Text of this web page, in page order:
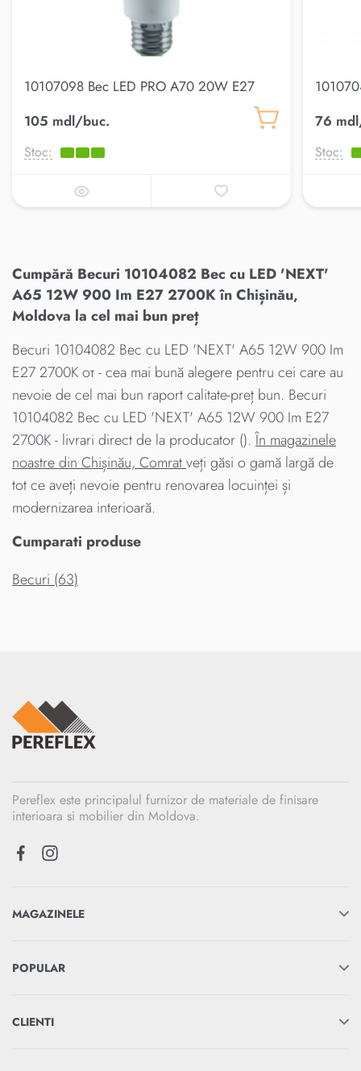
10107098 Bec LED PRO A70 20W E27
105 mdl/buc.
Stoc:
76
Stoc:
Cumpără Becuri 10104082 Bec cu LED 'NEXT'
A65 12W 900 Im E27 2700K în Chișinău,
Moldova la cel mai bun preț
Becuri 10104082 Bec cu LED 'NEXT' A65 12W 900 Im
E27 2700K от - cea mai bună alegere pentru cei care au
nevoie de cel mai bun raport calitate-preț bun. Becuri
10104082 Bec cu LED 'NEXT' A65 12W 900 Im E27
2700K - livrari direct de la producator ().În magazinele
noastre din Chișinău, Comratveți găsi o gamă largă de
tot ce aveți nevoie pentru renovarea locuinței și
modernizarea interioară.
Cumparati produse
Becuri (63)
Pereflex este principalul furnizor de materiale de finisare
interioara si mobilier din Moldova.
MAGAZINELE
POPULAR
CLIENTI